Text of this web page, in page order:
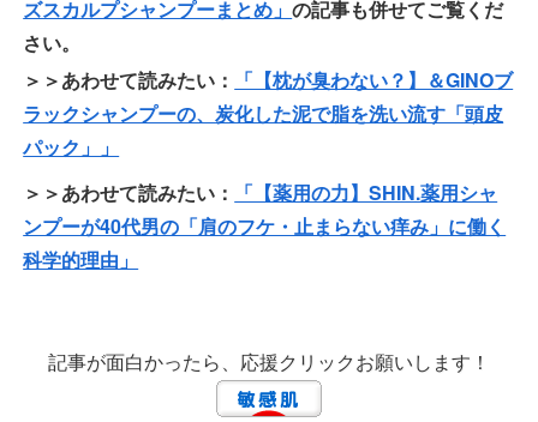
ズスカルプシャンプーまとめ」の記事も併せてご覧くだ
さい。
＞＞あわせて読みたい：
「【枕が臭わない？】＆GINOブ
ラックシャンプーの、炭化した泥で脂を洗い流す「頭皮
パック」」
＞＞あわせて読みたい：
「【薬用の力】SHIN.薬用シャ
ンプーが40代男の「肩のフケ・止まらない痒み」に働く
科学的理由」
記事が面白かったら、応援クリックお願いします！